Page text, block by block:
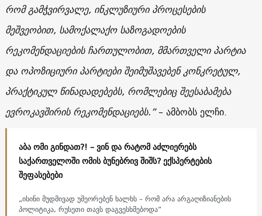
რომ გამჭვირვალე, ინკლუზიური პროცესების
მეშვეობით, სამოქალაქო საზოგადოების
რეკომენდაციების ჩართულობით, მმართველი პარტია
და ოპოზიციური პარტიები შეიმუშავებენ კონკრეტულ,
პრაქტიკულ წინადადებებს, რომლებიც შეესაბამება
ევროკავშირის რეკომენდაციებს.”– ამბობს ელჩი.
აბა ომი გინდათ?! – ვინ და რატომ აძლიერებს
საქართველოში ომის ბუნებრივ შიშს? ექსპერტების
შეფასებები
„ისინი მუდმივად უმეორებენ ხალხს – რომ არა არგაღიზიანების
პოლიტიკა, რუსეთი თავს დაგვესხმებოდა”